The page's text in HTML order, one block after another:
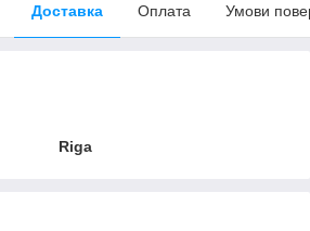
Доставка Оплата Умови
Riga